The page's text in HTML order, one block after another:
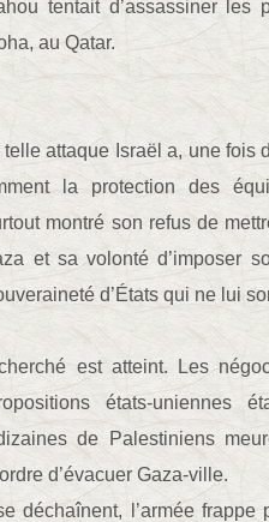
tentait d’assassiner les
au Qatar.
telle attaque Israël a, une fois
la protection des
montré son refus de
et sa volonté d’imposer
d’États qui ne lui
est atteint. Les
états-uniennes
de Palestiniens
d’évacuer Gaza-ville.
déchaînent, l’armée frappe